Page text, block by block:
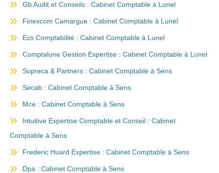
Gb Audit et Conseils : Cabinet Comptable à Lunel
Finexcom Camargue : Cabinet Comptable à Lunel
Ecs Comptabilité : Cabinet Comptable à Lunel
Comptalune Gestion Expertise : Cabinet Comptable à Lunel
Sopreca & Partners : Cabinet Comptable à Sens
Secab : Cabinet Comptable à Sens
Mce : Cabinet Comptable à Sens
Intuitive Expertise Comptable et Conseil : Cabinet
Comptable à Sens
Frederic Huard Expertise : Cabinet Comptable à Sens
Dpa : Cabinet Comptable à Sens